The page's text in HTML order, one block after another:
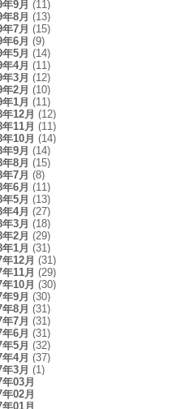
9月 (11)
8月 (13)
7月 (15)
6月 (9)
5月 (14)
4月 (11)
3月 (12)
2月 (10)
1月 (11)
12月 (12)
11月 (11)
10月 (14)
9月 (14)
8月 (15)
7月 (8)
6月 (11)
5月 (13)
4月 (27)
3月 (18)
2月 (29)
1月 (31)
12月 (31)
11月 (29)
10月 (30)
9月 (30)
8月 (31)
7月 (31)
6月 (31)
5月 (32)
4月 (37)
3月 (1)
03月
02月
01月